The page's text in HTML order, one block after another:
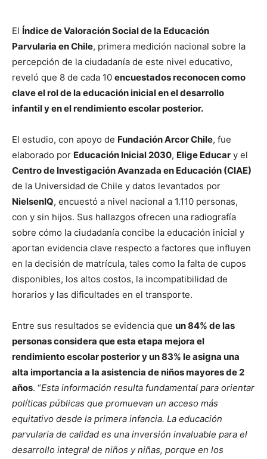
El Índice de Valoración Social de la Educación
Parvularia en Chile, primera medición nacional sobre la
percepción de la ciudadanía de este nivel educativo,
reveló que 8 de cada 10 encuestados reconocen como
clave el rol de la educación inicial en el desarrollo
infantil y en el rendimiento escolar posterior.
El estudio, con apoyo de Fundación Arcor Chile, fue
elaborado por Educación Inicial 2030, Elige Educar y el
Centro de Investigación Avanzada en Educación (CIAE)
de la Universidad de Chile y datos levantados por
NielsenIQ, encuestó a nivel nacional a 1.110 personas,
con y sin hijos. Sus hallazgos ofrecen una radiografía
sobre cómo la ciudadanía concibe la educación inicial y
aportan evidencia clave respecto a factores que influyen
en la decisión de matrícula, tales como la falta de cupos
disponibles, los altos costos, la incompatibilidad de
horarios y las dificultades en el transporte.
Entre sus resultados se evidencia que un 84% de las
personas considera que esta etapa mejora el
rendimiento escolar posterior y un 83% le asigna una
alta importancia a la asistencia de niños mayores de 2
años. “Esta información resulta fundamental para orientar
políticas públicas que promuevan un acceso más
equitativo desde la primera infancia. La educación
parvularia de calidad es una inversión invaluable para el
desarrollo integral de niños y niñas, porque en los